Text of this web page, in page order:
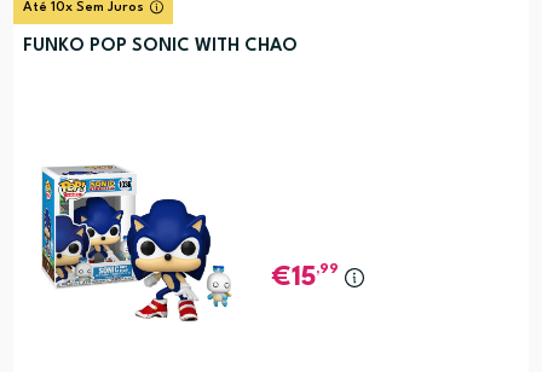
Até 10x Sem Juros
FUNKO POP SONIC WITH CHAO
15,99